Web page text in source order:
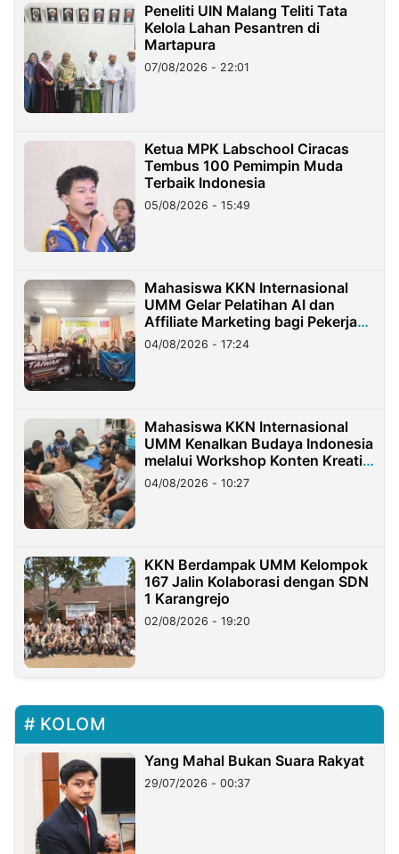
Peneliti UIN Malang Teliti Tata
Kelola Lahan Pesantren di
Martapura
07/08/2026 - 22:01
Ketua MPK Labschool Ciracas
Tembus 100 Pemimpin Muda
Terbaik Indonesia
05/08/2026 - 15:49
Mahasiswa KKN Internasional
UMM Gelar Pelatihan AI dan
Affiliate Marketing bagi Pekerja
Migran Indonesia di Taiwan
04/08/2026 - 17:24
Mahasiswa KKN Internasional
UMM Kenalkan Budaya Indonesia
melalui Workshop Konten Kreatif
di Taiwan
04/08/2026 - 10:27
KKN Berdampak UMM Kelompok
167 Jalin Kolaborasi dengan SDN
1 Karangrejo
02/08/2026 - 19:20
KOLOM
Yang Mahal Bukan Suara Rakyat
29/07/2026 - 00:37